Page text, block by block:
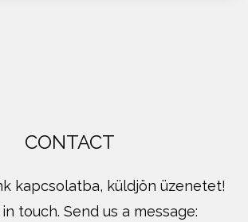
CONTACT
kapcsolatba, küldjön üzenetet!
touch. Send us a message: